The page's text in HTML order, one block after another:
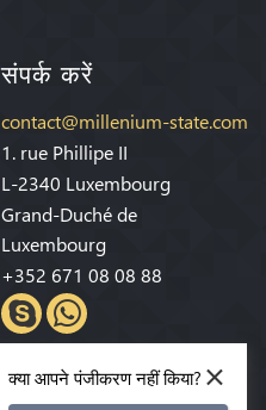
संपर्क करें
contact@millenium-state.com
1. rue Phillipe II
L-2340 Luxembourg
Grand-Duché de
Luxembourg
+352 671 08 08 88
×
क्या आपने पंजीकरण नहीं किया?